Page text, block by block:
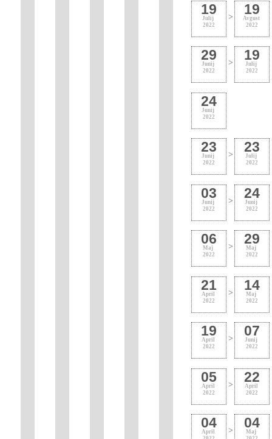
19
Julij
2022
> 19
Avgust
2022
29
Junij
2022
> 19
Julij
2022
24
Junij
2022
23
Junij
2022
> 23
Julij
2022
03
Junij
2022
> 24
Junij
2022
06
Maj
2022
> 29
Maj
2022
21
April
2022
> 14
Maj
2022
19
April
2022
> 07
Junij
2022
05
April
2022
> 22
April
2022
04
April
> 04
Maj